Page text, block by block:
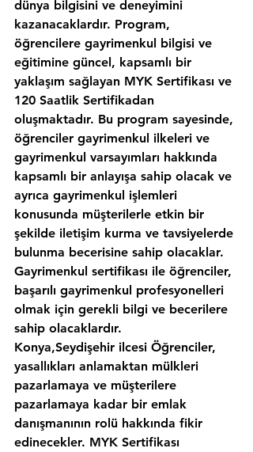
dünya bilgisini ve deneyimini
kazanacaklardır. Program,
öğrencilere gayrimenkul bilgisi ve
eğitimine güncel, kapsamlı bir
yaklaşım sağlayan MYK Sertifikası ve
120 Saatlik Sertifikadan
oluşmaktadır. Bu program sayesinde,
öğrenciler gayrimenkul ilkeleri ve
gayrimenkul varsayımları hakkında
kapsamlı bir anlayışa sahip olacak ve
ayrıca gayrimenkul işlemleri
konusunda müşterilerle etkin bir
şekilde iletişim kurma ve tavsiyelerde
bulunma becerisine sahip olacaklar.
Gayrimenkul sertifikası ile öğrenciler,
başarılı gayrimenkul profesyonelleri
olmak için gerekli bilgi ve becerilere
sahip olacaklardır.
Konya,Seydişehir ilcesi Öğrenciler,
yasallıkları anlamaktan mülkleri
pazarlamaya ve müşterilere
pazarlamaya kadar bir emlak
danışmanının rolü hakkında fikir
edinecekler. MYK Sertifikası